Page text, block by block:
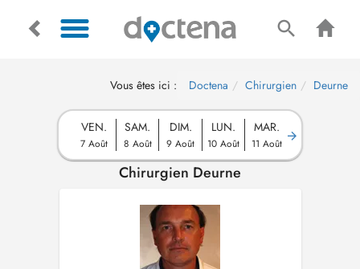
Vous êtes ici : Doctena Chirurgien Deurne
VEN.
7 Août
SAM.
8 Août
DIM.
9 Août
LUN.
10 Août
MAR.
11 Août
Chirurgien Deurne